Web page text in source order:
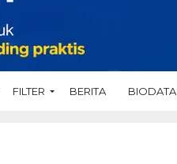
FILTER BERITA BIODATA